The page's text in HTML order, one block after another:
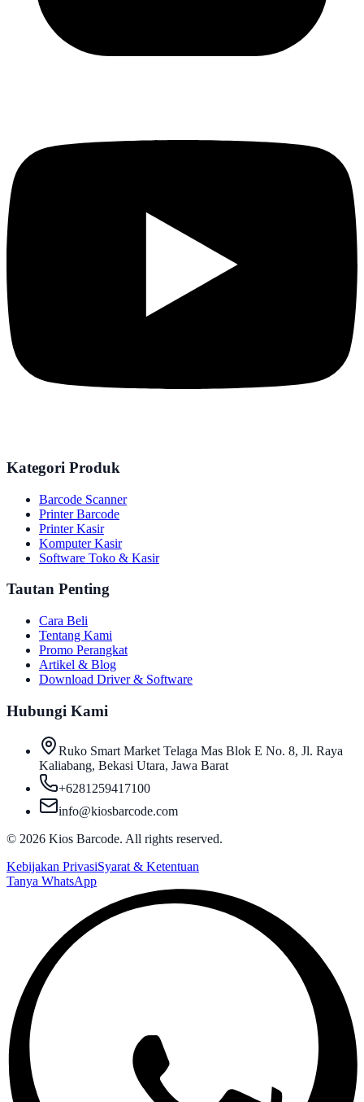
Kategori Produk
Barcode Scanner
Printer Barcode
Printer Kasir
Komputer Kasir
Software Toko & Kasir
Tautan Penting
Cara Beli
Tentang Kami
Promo Perangkat
Artikel & Blog
Download Driver & Software
Hubungi Kami
Ruko Smart Market Telaga Mas Blok E No. 8, Jl. Raya
Kaliabang, Bekasi Utara, Jawa Barat
+6281259417100
info@kiosbarcode.com
© 2026 Kios Barcode. All rights reserved.
Kebijakan PrivasiSyarat & Ketentuan
Tanya WhatsApp